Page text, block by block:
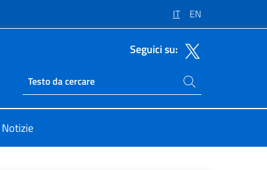
IT EN
Seguici su:
Ricerca sito live
Cerca nel sito
Notizie